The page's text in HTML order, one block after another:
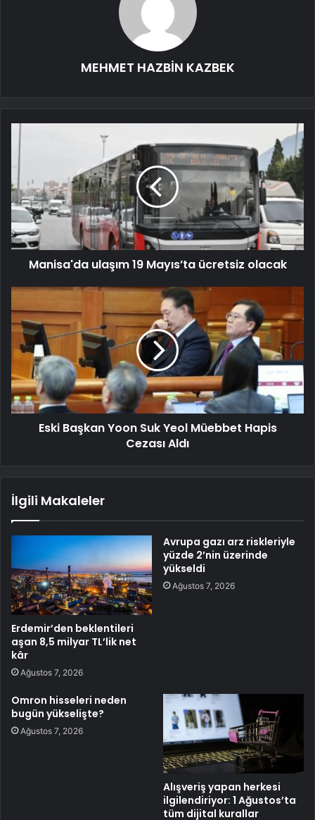
MEHMET HAZBİN KAZBEK
Manisa'da ulaşım 19 Mayıs’ta ücretsiz olacak
Eski Başkan Yoon Suk Yeol Müebbet Hapis
Cezası Aldı
İlgili Makaleler
Erdemir’den beklentileri
aşan 8,5 milyar TL’lik net
kâr
Ağustos 7, 2026
Avrupa gazı arz riskleriyle
yüzde 2’nin üzerinde
yükseldi
Ağustos 7, 2026
Omron hisseleri neden
bugün yükselişte?
Ağustos 7, 2026
Alışveriş yapan herkesi
ilgilendiriyor: 1 Ağustos’ta
tüm dijital kurallar